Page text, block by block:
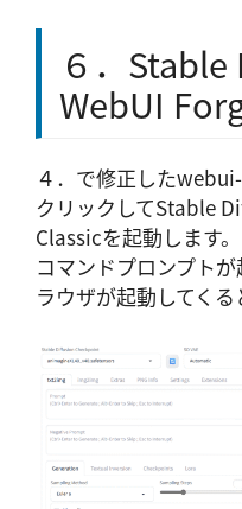
６．
WebUI
４．で修正した
クリックしてStable
Classicを起動します。
コマンドプロンプト
ラウザが起動してくる